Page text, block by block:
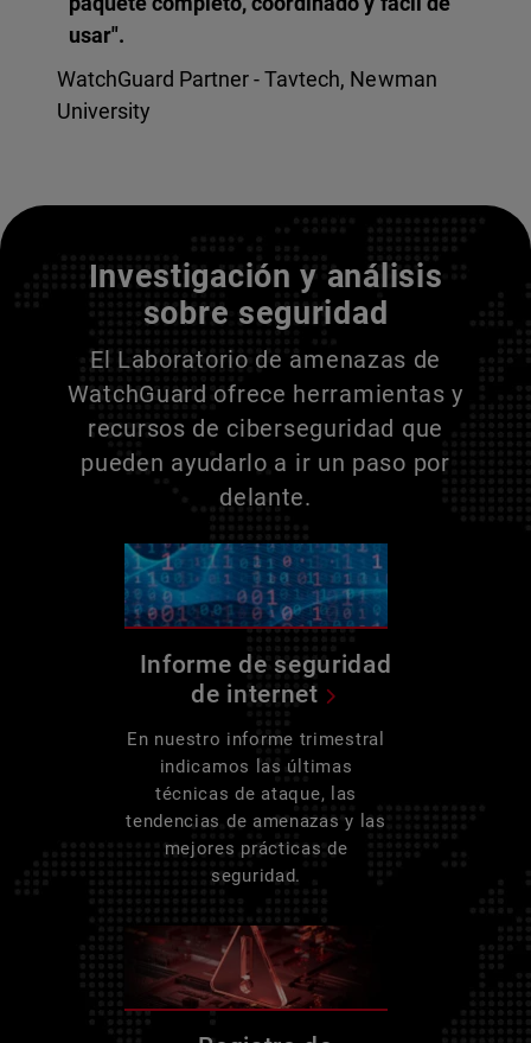
usar".
WatchGuard Partner - Tavtech, Newman
University
Investigación y análisis
sobre seguridad
El Laboratorio de amenazas de
WatchGuard ofrece herramientas y
recursos de ciberseguridad que
pueden ayudarlo a ir un paso por
delante.
Informe de seguridad
de internet
En nuestro informe trimestral
indicamos las últimas
técnicas de ataque, las
tendencias de amenazas y las
mejores prácticas de
seguridad.